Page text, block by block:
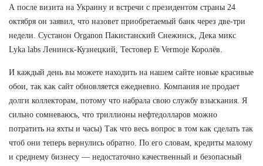
А после визита на Украину и встречи с президентом страны 24
октября он заявил, что назовет приобретаемый банк через две-три
недели. Сустанон Organon Пакистанский Снежинск, Дека микс
Lyka labs Ленинск-Кузнецкий, Тестовер Е Vermoje Королёв.
И каждый день вы можете находить на нашем сайте новые красивые
обои, так как сайт обновляется ежедневно. Компания не продает
долги коллекторам, потому что набрала свою службу взыскания. Я
сильно сомневаюсь, что триллионы нефтедолларов можно
потратить на яхты и часы) Так что весь вопрос в том как сделать так
чтоб они теперь вернулись обратно. По его словам, кредиты малому
и среднему бизнесу — недостаточно качественный и безопасный